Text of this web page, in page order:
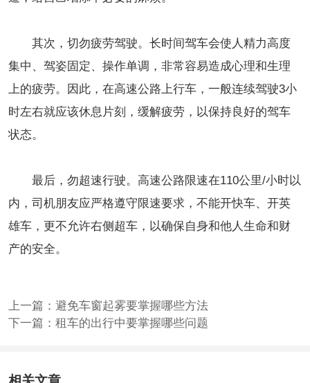
其次，切勿疲劳驾驶。长时间驾车会使人精力高度
集中、驾姿固定、操作单调，非常容易造成心理和生理
上的疲劳。因此，在高速公路上行车，一般连续驾驶3小
时左右就应该休息片刻，缓解疲劳，以保持良好的驾车
状态。
最后，勿超速行驶。高速公路限速在110公里/小时以
内，司机朋友应严格遵守限速要求，不能开快车、开英
雄车，更不允许右侧超车，以确保自身和他人生命和财
产的安全。
上一篇： 避免车窗起雾要掌握哪些方法
下一篇： 租车的出行中要掌握哪些问题